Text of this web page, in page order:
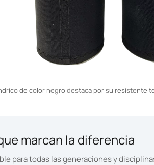
de color negro destaca por su resistente
marcan la diferencia
para todas las generaciones y